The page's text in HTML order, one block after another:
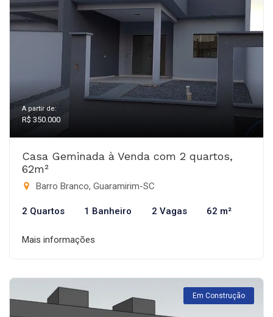
A partir de:
R$ 350.000
Casa Geminada à Venda com 2 quartos,
62m²
Barro Branco, Guaramirim-SC
2 Quartos 1 Banheiro 2 Vagas 62 m²
Mais informações
Em Construção